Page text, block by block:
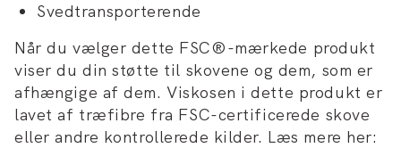
Svedtransporterende
Når du vælger dette FSC®-mærkede produkt
viser du din støtte til skovene og dem, som er
afhængige af dem. Viskosen i dette produkt er
lavet af træfibre fra FSC-certificerede skove
eller andre kontrollerede kilder. Læs mere her: